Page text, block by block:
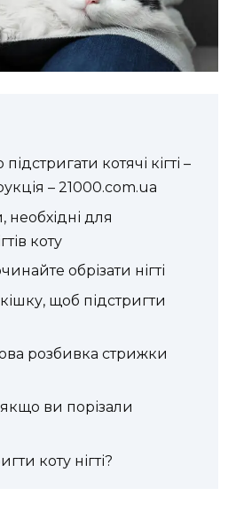
котячі кігті –
– 21000.com.ua
необхідні для
коту
обрізати нігті
щоб підстригти
розбивка стрижки
ви порізали
коту нігті?